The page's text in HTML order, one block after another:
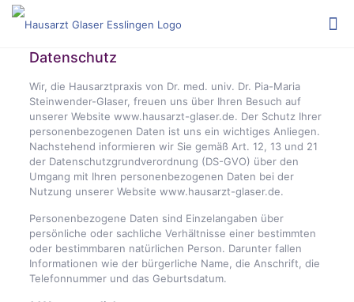
Datenschutz
Wir, die Hausarztpraxis von Dr. med. univ. Dr. Pia-Maria
Steinwender-Glaser, freuen uns über Ihren Besuch auf
unserer Website www.hausarzt-glaser.de. Der Schutz Ihrer
personenbezogenen Daten ist uns ein wichtiges Anliegen.
Nachstehend informieren wir Sie gemäß Art. 12, 13 und 21
der Datenschutzgrundverordnung (DS-GVO) über den
Umgang mit Ihren personenbezogenen Daten bei der
Nutzung unserer Website www.hausarzt-glaser.de.
Personenbezogene Daten sind Einzelangaben über
persönliche oder sachliche Verhältnisse einer bestimmten
oder bestimmbaren natürlichen Person. Darunter fallen
Informationen wie der bürgerliche Name, die Anschrift, die
Telefonnummer und das Geburtsdatum.